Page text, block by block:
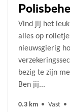
Vind jij het
alles op
nieuwsgierig
bezig te zijn
Ben jij...
0.3 km Vast